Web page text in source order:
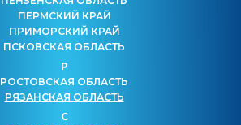
ПЕРМСКИЙ КРАЙ
ПРИМОРСКИЙ КРАЙ
ПСКОВСКАЯ ОБЛАСТЬ
Р
РОСТОВСКАЯ ОБЛАСТЬ
РЯЗАНСКАЯ ОБЛАСТЬ
С